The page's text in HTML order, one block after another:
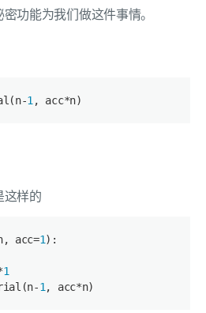
功能为我们做这件事情。
1 , acc*n)
这样的
acc=1):
1
1 , acc*n)